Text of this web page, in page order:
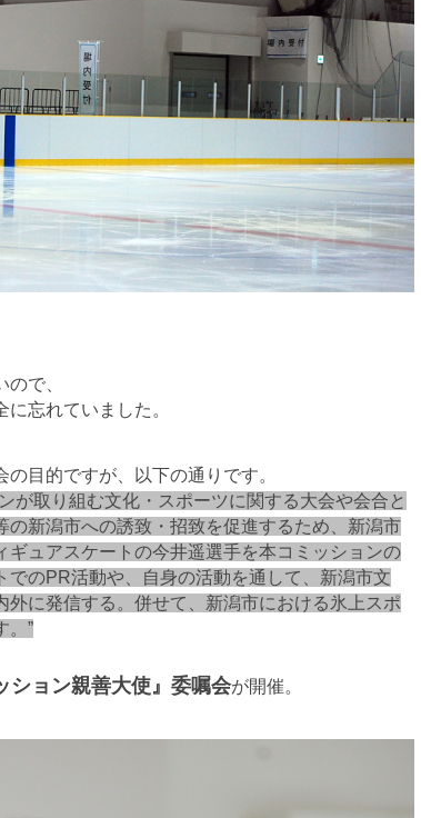
で、
忘れていました。
目的ですが、以下の通りです。
が取り組む文化・スポーツに関する大会や会合と
新潟市への誘致・招致を促進するため、新潟市
ュアスケートの今井遥選手を本コミッションの
のPR活動や、自身の活動を通して、新潟市文
に発信する。併せて、新潟市における氷上スポ
。”
ション親善大使』委嘱会が開催。